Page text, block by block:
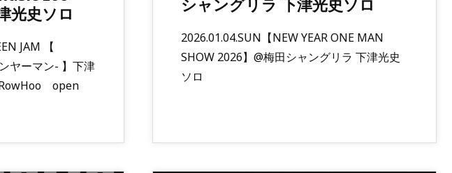
光史ソロ
JAM 【
ヤーマン- 】下津
RowHoo open
2026.01.04.SUN【NEW YEAR ONE MAN
SHOW 2026】@梅田シャングリラ 下津光史
ソロ